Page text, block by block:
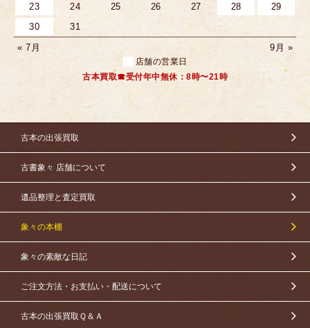
23
24 25 26 27 28
29
30
31
« 7月
9月 »
店舗の営業日
古本買取☎受付年中無休：8時〜21時
古本の出張買取
古書象々 店舗について
遺品整理と査定買取
象々の本棚
象々の素敵な日記
ご注文方法・お支払い・配送について
古本の出張買取Ｑ＆Ａ